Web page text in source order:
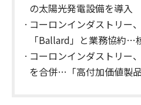
の太陽光発電設備を導入
コーロンインダストリー
「Ballard」と業務協約…
コーロンインダストリー
を合併…「高付加価値製品